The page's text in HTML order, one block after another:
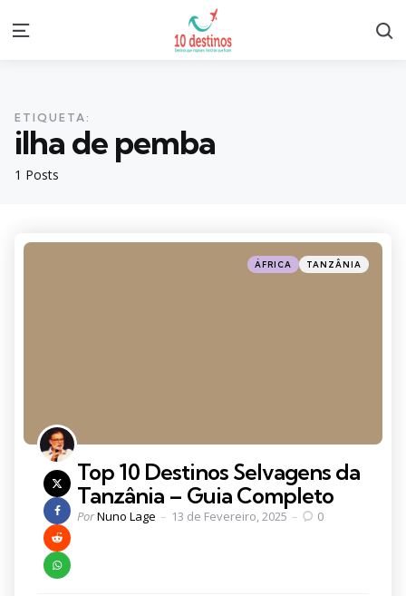
Menu
1 Posts
ETIQUETA:
ilha de pemba
Categories
Posted
in
ÁFRICA TANZÂNIA
Top 10 Destinos Selvagens da
Tanzânia – Guia Completo
Posted
PorNuno Lage 13 de Fevereiro, 2025 0